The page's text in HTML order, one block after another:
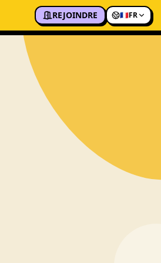
REJOINDRE 🇫🇷FR